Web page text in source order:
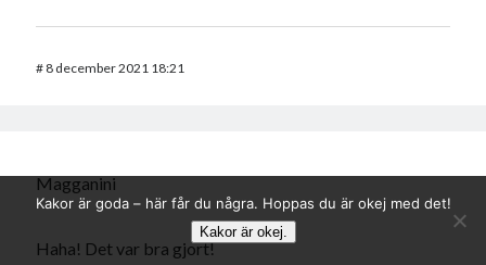
# 8 december 2021 18:21
Magganini
Haha! Det var bra gjort!
Kakor är goda – här får du några. Hoppas du är okej med det!
Kakor är okej.